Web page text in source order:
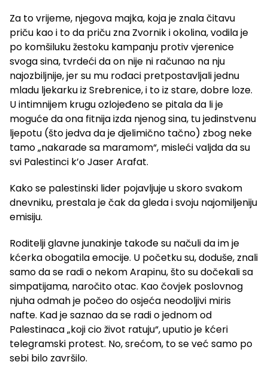
Za to vrijeme, njegova majka, koja je znala čitavu
priču kao i to da priču zna Zvornik i okolina, vodila je
po komšiluku žestoku kampanju protiv vjerenice
svoga sina, tvrdeći da on nije ni računao na nju
najozbiljnije, jer su mu rođaci pretpostavljali jednu
mladu ljekarku iz Srebrenice, i to iz stare, dobre loze.
U intimnijem krugu ozlojeđeno se pitala da li je
moguće da ona fitnija izda njenog sina, tu jedinstvenu
ljepotu (što jedva da je djelimično tačno) zbog neke
tamo „nakarade sa maramom“, misleći valjda da su
svi Palestinci k’o Jaser Arafat.
Kako se palestinski lider pojavljuje u skoro svakom
dnevniku, prestala je čak da gleda i svoju najomiljeniju
emisiju.
Roditelji glavne junakinje takođe su načuli da im je
kćerka obogatila emocije. U početku su, doduše, znali
samo da se radi o nekom Arapinu, što su dočekali sa
simpatijama, naročito otac. Kao čovjek poslovnog
njuha odmah je počeo do osjeća neodoljivi miris
nafte. Kad je saznao da se radi o jednom od
Palestinaca „koji cio život ratuju“, uputio je kćeri
telegramski protest. No, srećom, to se već samo po
sebi bilo završilo.